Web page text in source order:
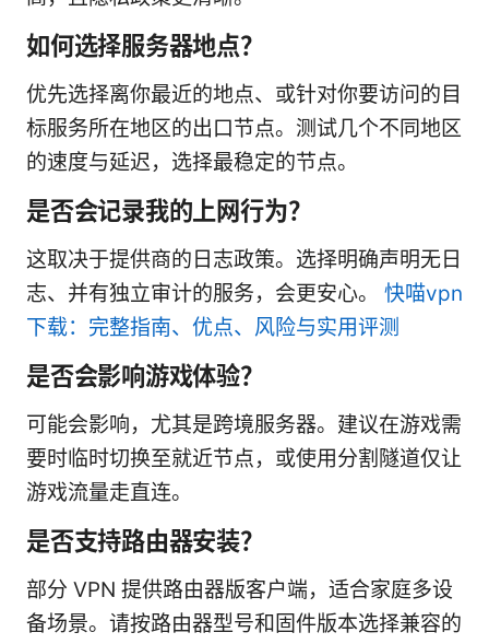
如何选择服务器地点？
优先选择离你最近的地点、或针对你要访问的目
标服务所在地区的出口节点。测试几个不同地区
的速度与延迟，选择最稳定的节点。
是否会记录我的上网行为？
这取决于提供商的日志政策。选择明确声明无日
志、并有独立审计的服务，会更安心。 快喵vpn
下载：完整指南、优点、风险与实用评测
是否会影响游戏体验？
可能会影响，尤其是跨境服务器。建议在游戏需
要时临时切换至就近节点，或使用分割隧道仅让
游戏流量走直连。
是否支持路由器安装？
部分 VPN 提供路由器版客户端，适合家庭多设
备场景。请按路由器型号和固件版本选择兼容的